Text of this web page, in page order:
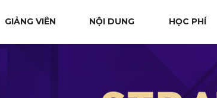
NỘI DUNG HỌC PHÍ
GIẢNG VIÊN